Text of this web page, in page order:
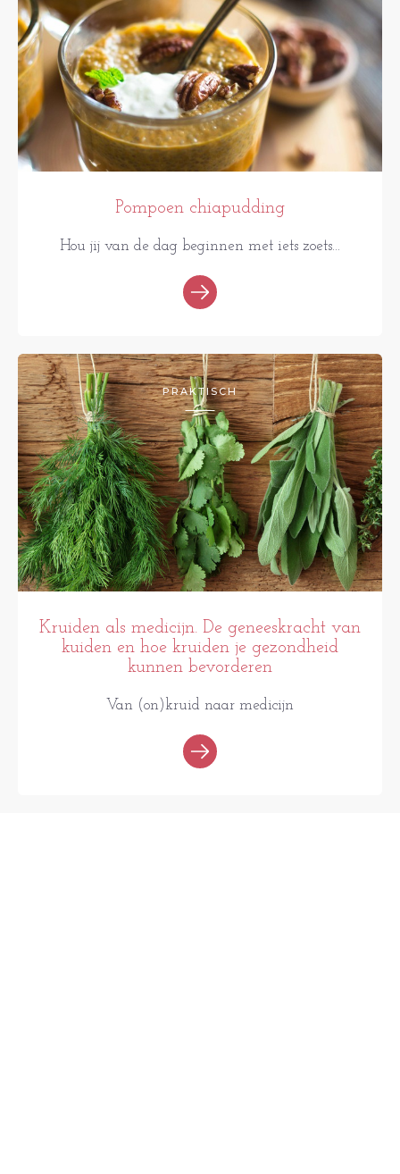
Pompoen chiapudding
Hou jij van de dag beginnen met iets zoets...
PRAKTISCH
Kruiden als medicijn. De geneeskracht van
kuiden en hoe kruiden je gezondheid
kunnen bevorderen
Van (on)kruid naar medicijn